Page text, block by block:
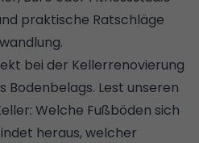
praktische Ratschläge
bei der Kellerrenovierung
Bodenbelags. Lest unseren
Welche Fußböden sich
heraus, welcher